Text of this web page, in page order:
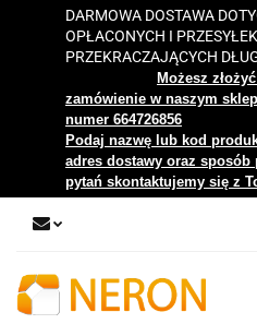
DARMOWA DOSTAWA
OPŁACONYCH I
PRZEKRACZAJĄCYCH
Możesz
zamówienie w naszym
numer 664726856
Podaj nazwę lub kod
adres dostawy oraz sposób
pytań skontaktujemy się z